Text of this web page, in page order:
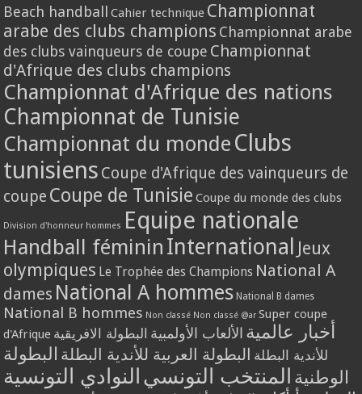
Beach handball Cahier technique Championnat
arabe des clubs champions Championnat arabe
des clubs vainqueurs de coupe Championnat
d'Afrique des clubs champions
Championnat d'Afrique des nations
Championnat de Tunisie
Championnat du monde Clubs
tunisiens Coupe d'Afrique des vainqueurs de
coupe Coupe de Tunisie Coupe du monde des clubs
Division d'honneur hommes Equipe nationale
Handball féminin International
Jeux
olympiques Le Trophée des Champions National A
dames National A hommes National B dames
National B hommes Non classé Non classé @ar Super coupe
d'Afrique
أخبار عالمية الألعاب الأولمبية البطولة الافريقية
للأندية البطلة البطولة العربية للأندية البطلة البطولة
الوطنية المنتخب التونسي النوادي التونسية